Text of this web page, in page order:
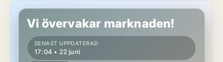
Butikslokal i Askersund
Vi övervakar marknaden!
SENAST UPPDATERAD
17:04 • 22 juni